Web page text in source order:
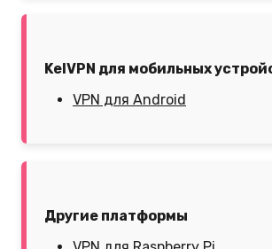
KelVPN для мобильных
VPN для Android
Другие платформы